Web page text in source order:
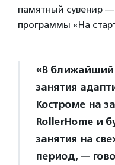
памятный сувенир
программы «На
«В
занятия
Костроме на
RollerHome и
занятия на
период, —